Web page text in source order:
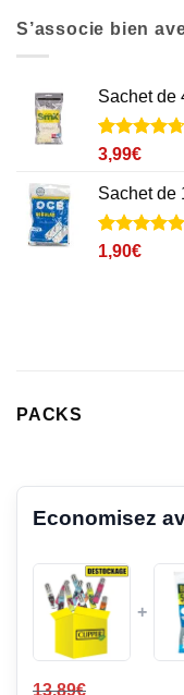
S’associe bien
Sachet de
Noté4.7
sur
18
notations
client
3,99€
Sachet de
Noté4.9
11
1,90€
PACKS
Economisez
+
13,89€